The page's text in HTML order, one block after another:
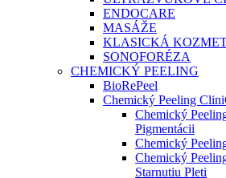
ENDOCARE
MASÁŽE
KLASICKÁ
SONOFORÉZA
CHEMICKÝ PEELING
BioRePeel
Chemický Peeling
Chemický
Pigmentácii
Chemický
Chemický
Starnutiu Pleti